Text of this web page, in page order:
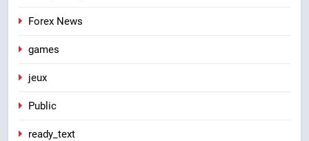
Forex News
games
jeux
Public
ready_text